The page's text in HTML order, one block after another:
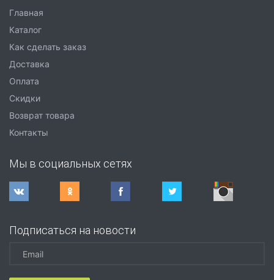
Главная
Каталог
Как сделать заказ
Доставка
Оплата
Скидки
Возврат товара
Контакты
Мы в социальных сетях
Подписаться на новости